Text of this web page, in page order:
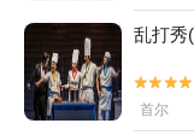
乱打秀
首尔